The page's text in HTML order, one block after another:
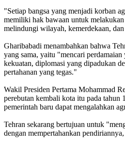
"Setiap bangsa yang menjadi korban
memiliki hak bawaan untuk melakukan
melindungi wilayah, kemerdekaan,
Gharibabadi menambahkan bahwa
yang sama, yaitu "mencari
kekuatan, diplomasi yang dipadukan
pertahanan yang tegas."
Wakil Presiden Pertama Mohammad
perebutan kembali kota itu pada tahun
pemerintah baru dapat mengalahkan
Tehran sekarang bertujuan untuk
dengan mempertahankan